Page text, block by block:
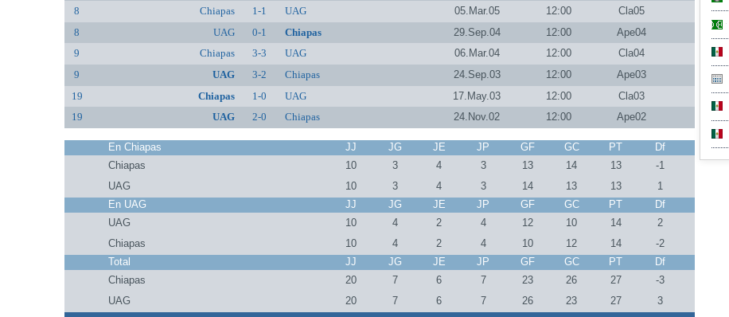
8
Chiapas 1-1 UAG 05.Mar.05 12:00
Cla05
8
UAG 0-1 Chiapas 29.Sep.04 12:00
Ape04
9
Chiapas 3-3 UAG 06.Mar.04 12:00
Cla04
9
UAG 3-2 Chiapas 24.Sep.03 12:00
Ape03
19
Chiapas 1-0 UAG 17.May.03 12:00
Cla03
19
UAG 2-0 Chiapas 24.Nov.02 12:00 Ape02
En Chiapas JJ JG JE JP GF GC PT
Df
Chiapas
10 3 4 3 13 14 13
-1
UAG
10 3 4 3 14 13 13
1
En UAG
JJ JG JE JP GF GC PT
Df
UAG
10 4 2 4 12 10 14
2
Chiapas
10 4 2 4 10 12 14
-2
Total
JJ JG JE JP GF GC PT
Df
Chiapas
20 7 6 7 23 26 27
-3
UAG
20 7 6 7 26 23 27 3